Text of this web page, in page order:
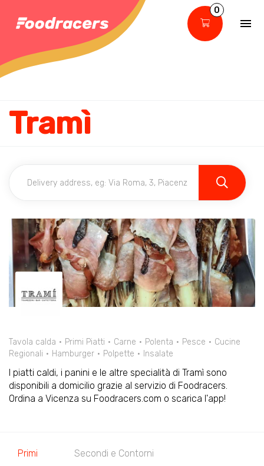
0
Tramì
Tavola calda Primi Piatti Carne Polenta Pesce
Cucine
Regionali
Hamburger Polpette Insalate
I piatti caldi, i panini e le altre specialità di Tramì sono
disponibili a domicilio grazie al servizio di Foodracers.
Ordina a Vicenza su Foodracers.com o scarica l'app!
Primi Secondi e Contorni